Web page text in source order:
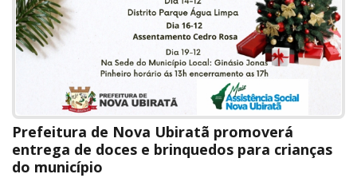
Prefeitura de Nova Ubiratã promoverá
entrega de doces e brinquedos para crianças
do município